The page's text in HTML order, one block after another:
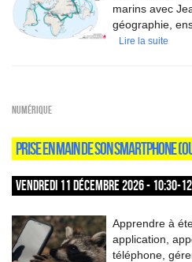
marins avec
géographie,
Lire la suite
Numérique
PRISE EN MAIN DE SON SMARTPHONE
VENDREDI 11 DÉCEMBRE 2026 - 10:30-
Apprendre à
application,
téléphone,